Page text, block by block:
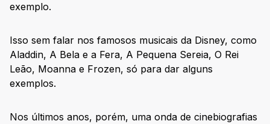
exemplo.
Isso sem falar nos famosos musicais da Disney, como
Aladdin, A Bela e a Fera, A Pequena Sereia, O Rei
Leão, Moanna e Frozen, só para dar alguns
exemplos.
Nos últimos anos, porém, uma onda de cinebiografias